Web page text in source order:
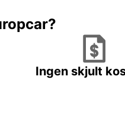
Ingen skjult